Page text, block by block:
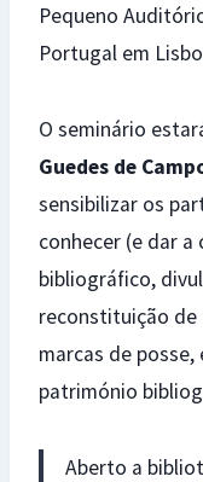
Pequeno
Portugal em
O seminário
Guedes de
sensibilizar os
conhecer (e dar
bibliográfico,
reconstituição
marcas de
património
Aberto a